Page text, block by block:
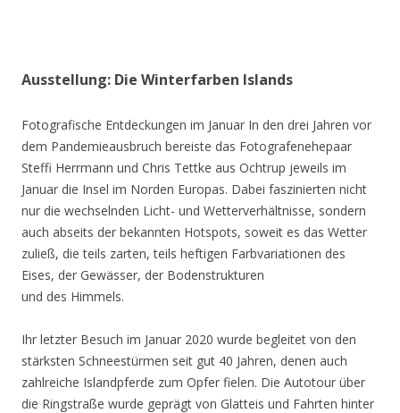
Ausstellung: Die Winterfarben Islands
Fotografische Entdeckungen im Januar In den drei Jahren vor
dem Pandemieausbruch bereiste das Fotografenehepaar
Steffi Herrmann und Chris Tettke aus Ochtrup jeweils im
Januar die Insel im Norden Europas. Dabei faszinierten nicht
nur die wechselnden Licht- und Wetterverhältnisse, sondern
auch abseits der bekannten Hotspots, soweit es das Wetter
zuließ, die teils zarten, teils heftigen Farbvariationen des
Eises, der Gewässer, der Bodenstrukturen
und des Himmels.
Ihr letzter Besuch im Januar 2020 wurde begleitet von den
stärksten Schneestürmen seit gut 40 Jahren, denen auch
zahlreiche Islandpferde zum Opfer fielen. Die Autotour über
die Ringstraße wurde geprägt von Glatteis und Fahrten hinter